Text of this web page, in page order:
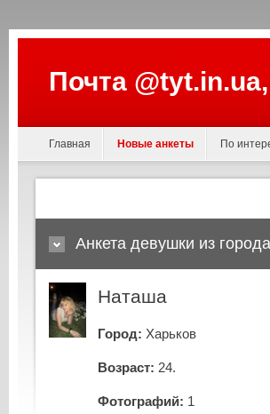
Почта
Главная Новые анкеты По
Анкета девушки из
Наташа
Город: Харьков
Возраст: 24.
Фотографий: 1